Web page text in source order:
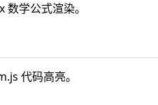
学公式渲染。
代码高亮。